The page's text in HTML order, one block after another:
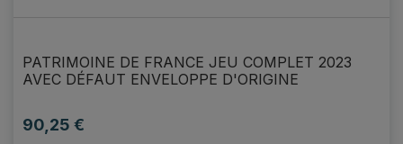
PATRIMOINE DE FRANCE JEU COMPLET 2023
AVEC DÉFAUT ENVELOPPE D'ORIGINE
Prix
90,25 €